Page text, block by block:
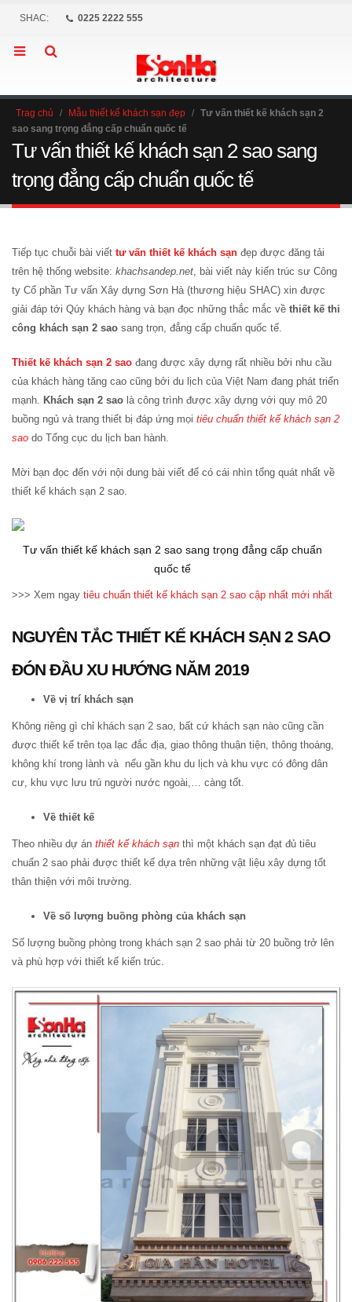
SHAC: 0225 2222 555
Trag chủ / Mẫu thiết kế khách sạn đẹp / Tư vấn thiết kế khách sạn 2
sao sang trọng đẳng cấp chuẩn quốc tế
Tư vấn thiết kế khách sạn 2 sao sang
trọng đẳng cấp chuẩn quốc tế
Tiếp tục chuỗi bài viết tư vấn thiết kế khách sạn đẹp được đăng tải
trên hệ thống website: khachsandep.net , bài viết này kiến trúc sư Công
ty Cổ phần Tư vấn Xây dựng Sơn Hà (thương hiệu SHAC) xin được
giải đáp tới Qúy khách hàng và bạn đọc những thắc mắc về thiết kế thi
công khách sạn 2 sao sang trọn, đẳng cấp chuẩn quốc tế.
Thiết kế khách sạn 2 sao đang được xây dựng rất nhiều bởi nhu cầu
của khách hàng tăng cao cũng bởi du lịch của Việt Nam đang phát triển
mạnh.
Khách sạn 2 sao là công trình được xây dựng với quy mô 20
buồng ngủ và trang thiết bị đáp ứng mọi tiêu chuẩn thiết kế khách sạn 2
sao do Tổng cục du lịch ban hành.
Mời bạn đọc đến với nội dung bài viết để có cái nhìn tổng quát nhất về
thiết kế khách sạn 2 sao.
Tư vấn thiết kế khách sạn 2 sao sang trọng đẳng cấp chuẩn
quốc tế
>>> Xem ngay tiêu chuẩn thiết kế khách sạn 2 sao cập nhất mới nhất
NGUYÊN TẮC THIẾT KẾ KHÁCH SẠN 2 SAO
ĐÓN ĐẦU XU HƯỚNG NĂM 2019
Về vị trí khách sạn
Không riêng gì chỉ khách sạn 2 sao, bất cứ khách sạn nào cũng cần
được thiết kế trên tọa lạc đắc địa, giao thông thuận tiện, thông thoáng,
không khí trong lành và nếu gần khu du lịch và khu vực có đông dân
cư, khu vực lưu trú người nước ngoài,… càng tốt.
Về thiết kế
Theo nhiều dự án thiết kế khách sạn thì một khách sạn đạt đủ tiêu
chuẩn 2 sao phải được thiết kế dựa trên những vật liệu xây dựng tốt
thân thiện với môi trường.
Về số lượng buồng phòng của khách sạn
Số lượng buồng phòng trong khách sạn 2 sao phải từ 20 buồng trở lên
và phù hợp với thiết kế kiến trúc.